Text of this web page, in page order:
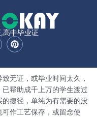
高中毕业证
P
i
r
e
s
t
无证，或毕业时间太久，
帮助成千上万的学生渡过
捷径，单纯为有需要的没
作工艺保存，或留念使